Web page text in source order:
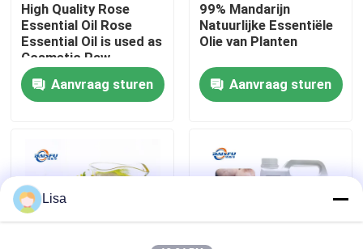
Fabriekstocht
Kwaliteitscontrole
Nieuws
High Quality Rose
Essential Oil Rose
Essential Oil is used as
Cosmetic Raw
Material
Aanvraag sturen
99% Mandarijn
Natuurlijke Essentiële
Olie van Planten
Aanvraag sturen
Lisa